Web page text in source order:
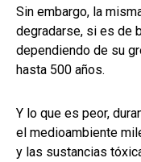
Sin embargo, la
degradarse, si es de
dependiendo de su
hasta 500 años.
Y lo que es peor,
el medioambiente
y las sustancias